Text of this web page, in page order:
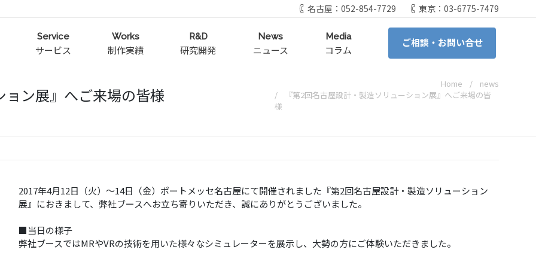
名古屋：052-854-7729 東京：03-6775-7479
Service
サービス
Works
制作実績
R&D
研究開発
News
ニュース
Media
コラム
ご相談・お問い合せ
ン展』へご来場の皆様
Home
news
『第2回名古屋設計・製造ソリューション展』へご来場の皆
様
2017年4月12日（火）〜14日（金）ポートメッセ名古屋にて開催されました『第2回名古屋設計・製造ソリューション
展』におきまして、弊社ブースへお立ち寄りいただき、誠にありがとうございました。
■当日の様子
弊社ブースではMRやVRの技術を用いた様々なシミュレーターを展示し、大勢の方にご体験いただきました。